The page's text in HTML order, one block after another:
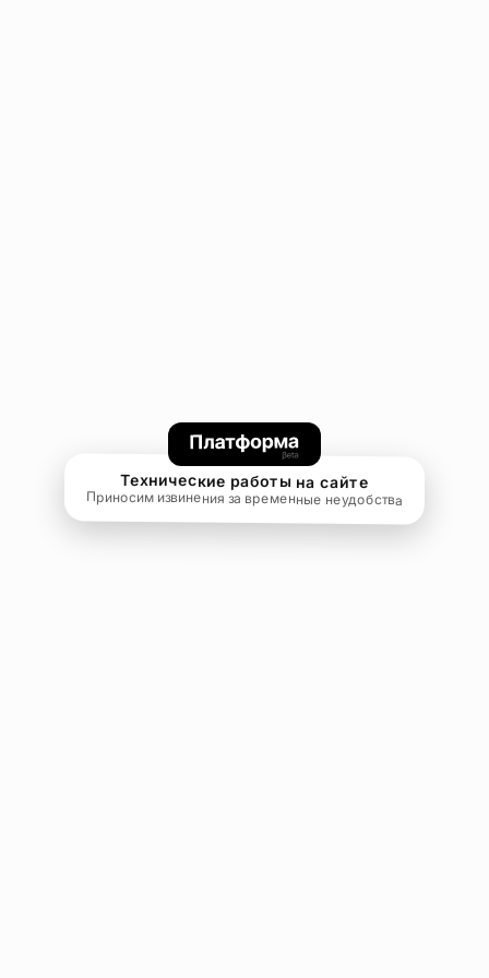
Технические работы на сайте
Приносим извинения за временные неудобства